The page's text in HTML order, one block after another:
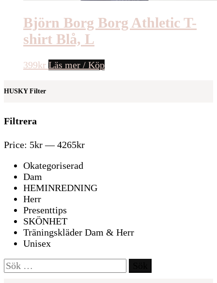
Björn Borg Borg Athletic T-
shirt Blå, L
399kr Läs mer / Köp
HUSKY Filter
Filtrera
Price: 5kr—4265kr
Okategoriserad
Dam
HEMINREDNING
Herr
Presenttips
SKÖNHET
Träningskläder Dam & Herr
Unisex
Sök
efter: